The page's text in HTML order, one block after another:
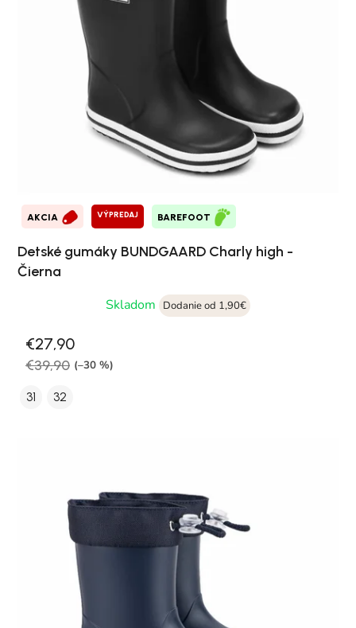
AKCIA VÝPREDAJ BAREFOOT
Detské gumáky BUNDGAARD Charly high -
Čierna
Skladom
Dodanie od 1,90€
€27,90
€39,90 (–30 %)
31 32